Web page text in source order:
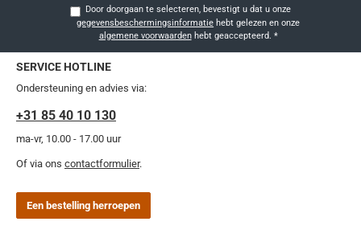
Door doorgaan te selecteren, bevestigt u dat u onze
gegevensbeschermingsinformatie
algemene voorwaardenhebt geaccepteerd. *
SERVICE HOTLINE
Ondersteuning en advies via:
+31 85 40 10 130
ma-vr, 10.00 - 17.00 uur
Of via ons contactformulier.
Een bestelling herroepen